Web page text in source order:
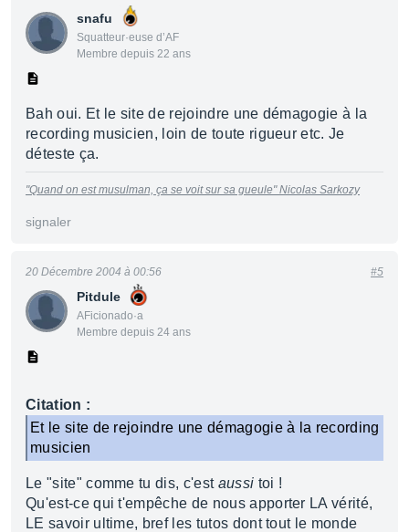
snafu
Squatteur·euse d’AF
Membre depuis 22 ans
Bah oui. Et le site de rejoindre une démagogie à la
recording musicien, loin de toute rigueur etc. Je
déteste ça.
"Quand on est musulman, ça se voit sur sa gueule"Nicolas Sarkozy
signaler
Pitdule
AFicionado·a
Membre depuis 24 ans
20 Décembre 2004 à 00:56 #5
Citation :
Et le site de rejoindre une démagogie à la recording
musicien
Le "site" comme tu dis, c'est aussi toi !
Qu'est-ce qui t'empêche de nous apporter LA vérité,
LE savoir ultime, bref les tutos dont tout le monde